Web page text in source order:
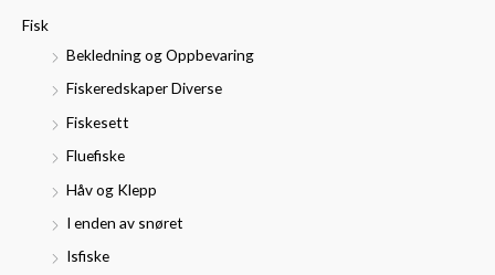
Fisk
Bekledning og Oppbevaring
Fiskeredskaper Diverse
Fiskesett
Fluefiske
Håv og Klepp
I enden av snøret
Isfiske